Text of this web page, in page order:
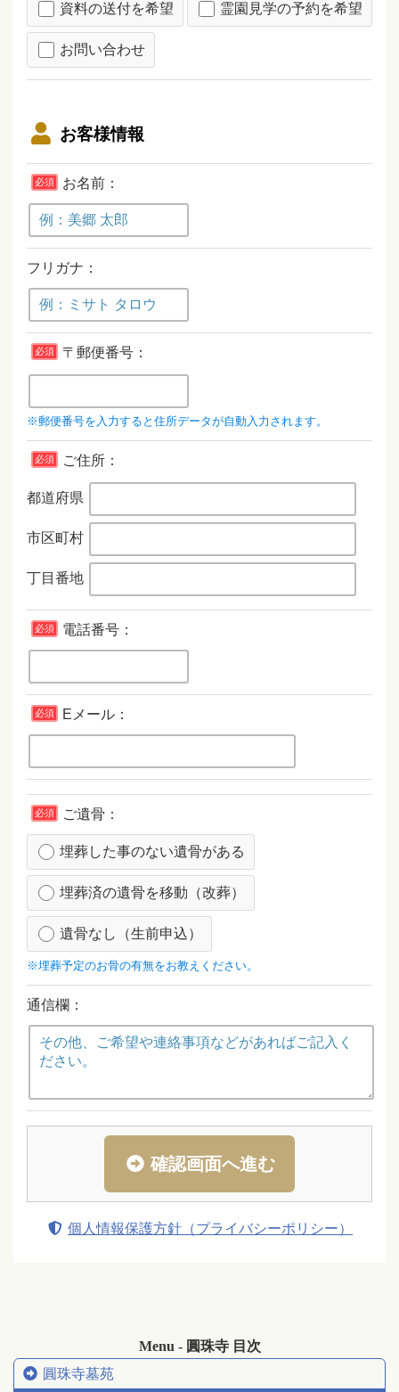
資料の送付を希望 霊園見学の予約を希望
お問い合わせ
お客様情報
必須 お名前：
フリガナ：
必須 〒郵便番号：
※郵便番号を入力すると住所データが自動入力されます。
必須 ご住所：
都道府県
市区町村
丁目番地
必須 電話番号：
必須 Eメール：
必須 ご遺骨：
埋葬した事のない遺骨がある
埋葬済の遺骨を移動（改葬）
遺骨なし（生前申込）
※埋葬予定のお骨の有無をお教えください。
通信欄：
確認画面へ進む
個人情報保護方針（プライバシーポリシー）
Menu - 圓珠寺 目次
圓珠寺墓苑